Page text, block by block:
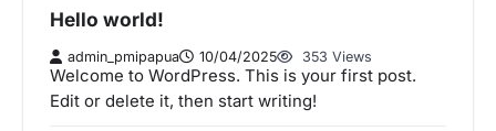
Hello world!
admin_pmipapua 10/04/2025 353 Views
Welcome to WordPress. This is your first post.
Edit or delete it, then start writing!